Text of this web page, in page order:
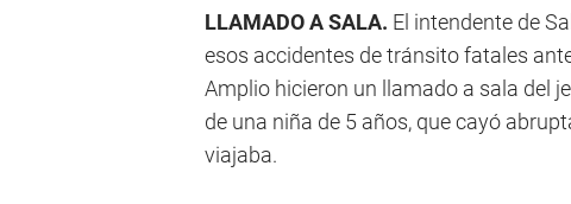
LLAMADO A SALA. El intendente de
esos accidentes de tránsito fatales
Amplio hicieron un llamado a sala del
de una niña de 5 años, que cayó
viajaba.